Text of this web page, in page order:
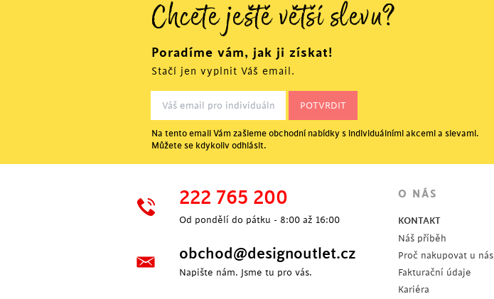
Chcete ještě větší slevu?
Poradíme vám, jak ji získat!
Stačí jen vyplnit Váš email.
Na tento email Vám zašleme obchodní nabídky s individuálními akcemi a slevami.
Můžete se kdykoliv odhlásit.
222 765 200
Od pondělí do pátku - 8:00 až 16:00
obchod@designoutlet.cz
Napište nám. Jsme tu pro vás.
O NÁS
KONTAKT
Náš příběh
Proč nakupovat u nás
Fakturační údaje
Kariéra